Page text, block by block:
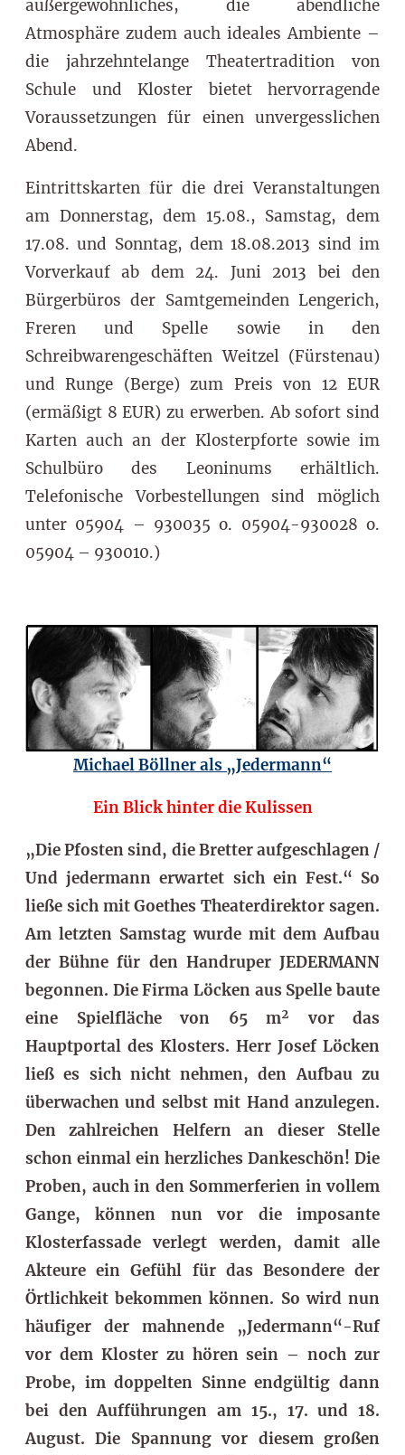
außergewöhnliches, die abendliche
Atmosphäre zudem auch ideales Ambiente –
die jahrzehntelange Theatertradition von
Schule und Kloster bietet hervorragende
Voraussetzungen für einen unvergesslichen
Abend.
Eintrittskarten für die drei Veranstaltungen
am Donnerstag, dem 15.08., Samstag, dem
17.08. und Sonntag, dem 18.08.2013 sind im
Vorverkauf ab dem 24. Juni 2013 bei den
Bürgerbüros der Samtgemeinden Lengerich,
Freren und Spelle sowie in den
Schreibwarengeschäften Weitzel (Fürstenau)
und Runge (Berge) zum Preis von 12 EUR
(ermäßigt 8 EUR) zu erwerben. Ab sofort sind
Karten auch an der Klosterpforte sowie im
Schulbüro des Leoninums erhältlich.
Telefonische Vorbestellungen sind möglich
unter 05904 – 930035 o. 05904-930028 o.
05904 – 930010.)
Michael Böllner als „Jedermann“
Ein Blick hinter die Kulissen
„Die Pfosten sind, die Bretter aufgeschlagen /
Und jedermann erwartet sich ein Fest.“ So
ließe sich mit Goethes Theaterdirektor sagen.
Am letzten Samstag wurde mit dem Aufbau
der Bühne für den Handruper JEDERMANN
begonnen. Die Firma Löcken aus Spelle baute
eine Spielfläche von 65 m² vor das
Hauptportal des Klosters. Herr Josef Löcken
ließ es sich nicht nehmen, den Aufbau zu
überwachen und selbst mit Hand anzulegen.
Den zahlreichen Helfern an dieser Stelle
schon einmal ein herzliches Dankeschön! Die
Proben, auch in den Sommerferien in vollem
Gange, können nun vor die imposante
Klosterfassade verlegt werden, damit alle
Akteure ein Gefühl für das Besondere der
Örtlichkeit bekommen können. So wird nun
häufiger der mahnende „Jedermann“-Ruf
vor dem Kloster zu hören sein – noch zur
Probe, im doppelten Sinne endgültig dann
bei den Aufführungen am 15., 17. und 18.
August. Die Spannung vor diesem großen